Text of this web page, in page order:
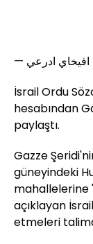
İsrail Ordu
hesabından
paylaştı.
Gazze
güneyindeki
mahallelerine
açıklayan
etmeleri